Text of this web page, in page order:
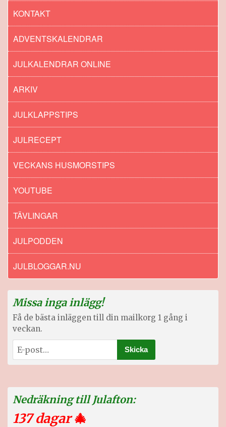
KONTAKT
ADVENTSKALENDRAR
JULKALENDRAR ONLINE
ARKIV
JULKLAPPSTIPS
JULRECEPT
VECKANS HUSMORSTIPS
YOUTUBE
TÄVLINGAR
JULPODDEN
JULBLOGGAR.NU
Missa inga inlägg!
Få de bästa inläggen till din mailkorg 1 gång i
veckan.
Nedräkning till Julafton:
137 dagar🎄